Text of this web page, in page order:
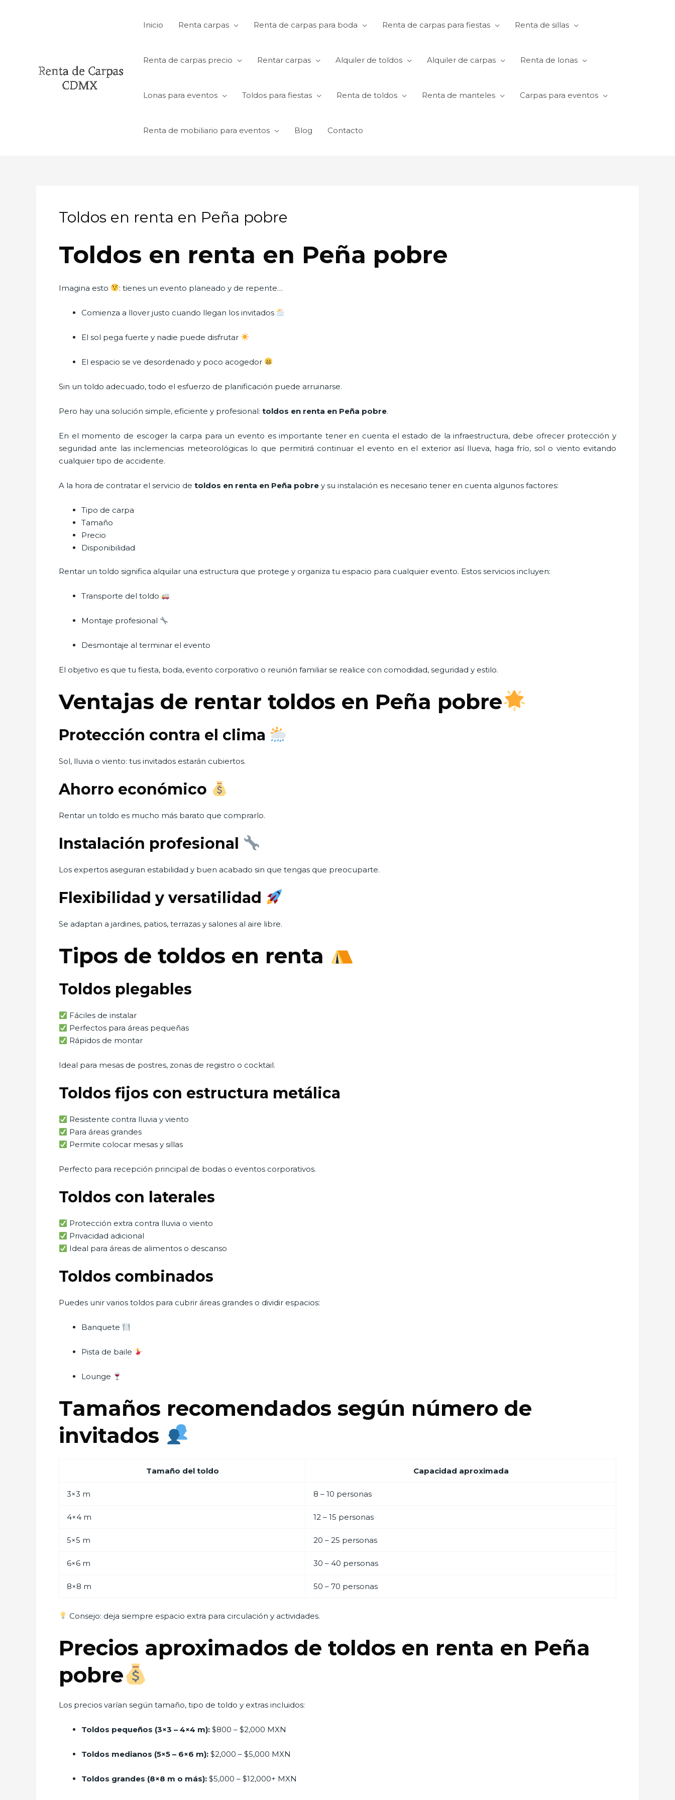
Inicio Renta carpas Renta de carpas para boda Renta de carpas para fiestas Renta de sillas
Renta de carpas precio Rentar carpas Alquiler de toldos Alquiler de carpas Renta de lonas
Lonas para eventos Toldos para fiestas Renta de toldos Renta de manteles Carpas para eventos
Renta de mobiliario para eventos Blog Contacto
Toldos en renta en Peña pobre
Toldos en renta en Peña pobre
Imagina esto : tienes un evento planeado y de repente…
Comienza a llover justo cuando llegan los invitados
El sol pega fuerte y nadie puede disfrutar
El espacio se ve desordenado y poco acogedor
Sin un toldo adecuado, todo el esfuerzo de planificación puede arruinarse.
Pero hay una solución simple, eficiente y profesional: toldos en renta en Peña pobre.
En el momento de escoger la carpa para un evento es importante tener en cuenta el estado de la infraestructura, debe ofrecer protección y
seguridad ante las inclemencias meteorológicas lo que permitirá continuar el evento en el exterior así llueva, haga frío, sol o viento evitando
cualquier tipo de accidente.
A la hora de contratar el servicio de toldos en renta en Peña pobre y su instalación es necesario tener en cuenta algunos factores:
Tipo de carpa
Tamaño
Precio
Disponibilidad
Rentar un toldo significa alquilar una estructura que protege y organiza tu espacio para cualquier evento. Estos servicios incluyen:
Transporte del toldo
Montaje profesional
Desmontaje al terminar el evento
El objetivo es que tu fiesta, boda, evento corporativo o reunión familiar se realice con comodidad, seguridad y estilo.
Ventajas de rentar toldos en Peña pobre
Protección contra el clima
Sol, lluvia o viento: tus invitados estarán cubiertos.
Ahorro económico
Rentar un toldo es mucho más barato que comprarlo.
Instalación profesional
Los expertos aseguran estabilidad y buen acabado sin que tengas que preocuparte.
Flexibilidad y versatilidad
Se adaptan a jardines, patios, terrazas y salones al aire libre.
Tipos de toldos en renta
Toldos plegables
Fáciles de instalar
Perfectos para áreas pequeñas
Rápidos de montar
Ideal para mesas de postres, zonas de registro o cocktail.
Toldos fijos con estructura metálica
Resistente contra lluvia y viento
Para áreas grandes
Permite colocar mesas y sillas
Perfecto para recepción principal de bodas o eventos corporativos.
Toldos con laterales
Protección extra contra lluvia o viento
Privacidad adicional
Ideal para áreas de alimentos o descanso
Toldos combinados
Puedes unir varios toldos para cubrir áreas grandes o dividir espacios:
Banquete
Pista de baile
Lounge
Tamaños recomendados según número de
invitados
Tamaño del toldo Capacidad aproximada
3×3 m 8 – 10 personas
4×4 m 12 – 15 personas
5×5 m 20 – 25 personas
6×6 m 30 – 40 personas
8×8 m 50 – 70 personas
Consejo: deja siempre espacio extra para circulación y actividades.
Precios aproximados de toldos en renta en Peña
pobre
Los precios varían según tamaño, tipo de toldo y extras incluidos:
Toldos pequeños (3×3 – 4×4 m): $800 – $2,000 MXN
Toldos medianos (5×5 – 6×6 m): $2,000 – $5,000 MXN
Toldos grandes (8×8 m o más): $5,000 – $12,000+ MXN